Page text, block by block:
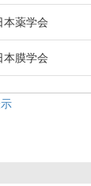
本薬学会
本膜学会